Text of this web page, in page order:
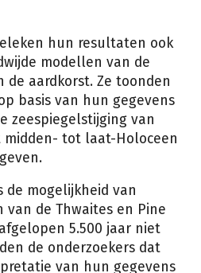
hun resultaten ook
modellen van de
de aardkorst. Ze toonden
basis van hun gegevens
zeespiegelstijging van
tot laat-Holoceen
de mogelijkheid van
van de Thwaites en Pine
5.500 jaar niet
de onderzoekers dat
van hun gegevens